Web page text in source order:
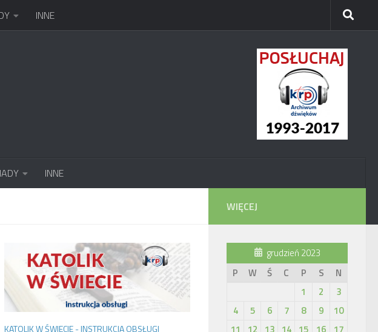
INNE
INNE
KATOLIK W ŚWIECIE - INSTRUKCJA OBSŁUGI
WIĘCEJ
grudzień 2023
P
W Ś C P S
N
1
2
3
4
5 6 7 8 9
10